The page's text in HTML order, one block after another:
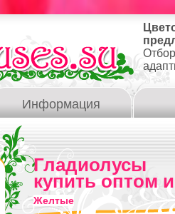
Информация
Гладиолусы
купить оптом
Желтые